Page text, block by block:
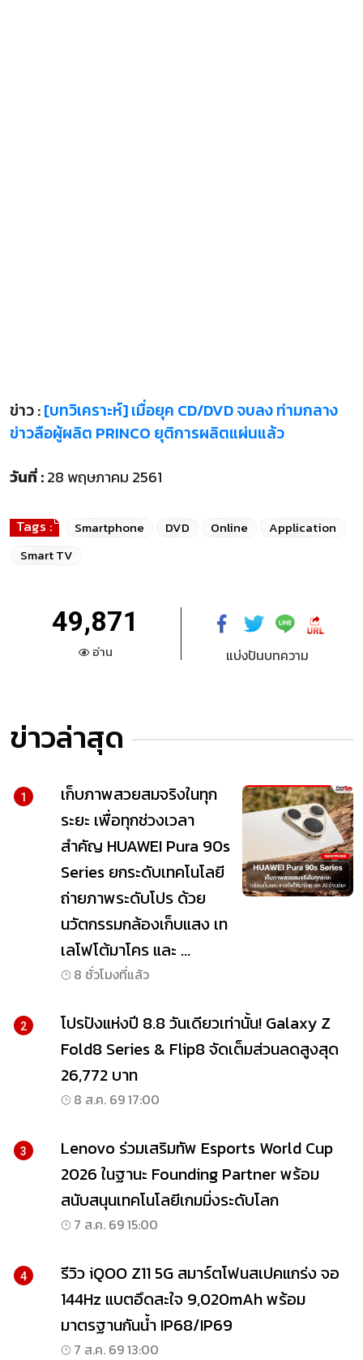
ข่าว :[บทวิเคราะห์] เมื่อยุค CD/DVD จบลง ท่ามกลาง
ข่าวลือผู้ผลิต PRINCO ยุติการผลิตแผ่นแล้ว
วันที่ :28 พฤษภาคม 2561
Tags : Smartphone DVD Online
Application
Smart TV
49,871
อ่าน แบ่งปันบทความ
ข่าวล่าสุด
1
เก็บภาพสวยสมจริงในทุก
ระยะ เพื่อทุกช่วงเวลา
สำคัญ HUAWEI Pura 90s
Series ยกระดับเทคโนโลยี
ถ่ายภาพระดับโปร ด้วย
นวัตกรรมกล้องเก็บแสง เท
เลโฟโต้มาโคร และ ...
8 ชั่วโมงที่แล้ว
2
โปรปังแห่งปี 8.8 วันเดียวเท่านั้น! Galaxy Z
Fold8 Series & Flip8 จัดเต็มส่วนลดสูงสุด
26,772 บาท
8 ส.ค. 69 17:00
3
Lenovo ร่วมเสริมทัพ Esports World Cup
2026 ในฐานะ Founding Partner พร้อม
สนับสนุนเทคโนโลยีเกมมิ่งระดับโลก
7 ส.ค. 69 15:00
4
รีวิว iQOO Z11 5G สมาร์ตโฟนสเปคแกร่ง จอ
144Hz แบตอึดสะใจ 9,020mAh พร้อม
มาตรฐานกันน้ำ IP68/IP69
7 ส.ค. 69 13:00